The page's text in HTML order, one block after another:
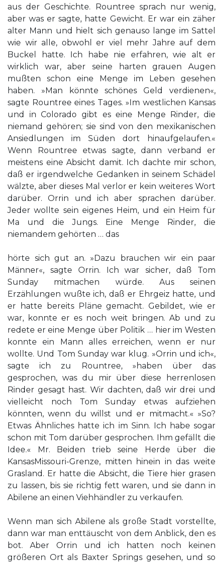
aus der Geschichte. Rountree sprach nur wenig,
aber was er sagte, hatte Gewicht. Er war ein zäher
alter Mann und hielt sich genauso lange im Sattel
wie wir alle, obwohl er viel mehr Jahre auf dem
Buckel hatte. Ich habe nie erfahren, wie alt er
wirklich war, aber seine harten grauen Augen
mußten schon eine Menge im Leben gesehen
haben. »Man könnte schönes Geld verdienen«,
sagte Rountree eines Tages. »Im westlichen Kansas
und in Colorado gibt es eine Menge Rinder, die
niemand gehören; sie sind von den mexikanischen
Ansiedlungen im Süden dort hinaufgelaufen.«
Wenn Rountree etwas sagte, dann verband er
meistens eine Absicht damit. Ich dachte mir schon,
daß er irgendwelche Gedanken in seinem Schädel
wälzte, aber dieses Mal verlor er kein weiteres Wort
darüber. Orrin und ich aber sprachen darüber.
Jeder wollte sein eigenes Heim, und ein Heim für
Ma und die Jungs. Eine Menge Rinder, die
niemandem gehörten … das
hörte sich gut an. »Dazu brauchen wir ein paar
Männer«, sagte Orrin. Ich war sicher, daß Tom
Sunday mitmachen würde. Aus seinen
Erzählungen wußte ich, daß er Ehrgeiz hatte, und
er hatte bereits Pläne gemacht. Gebildet, wie er
war, konnte er es noch weit bringen. Ab und zu
redete er eine Menge über Politik … hier im Westen
konnte ein Mann alles erreichen, wenn er nur
wollte. Und Tom Sunday war klug. »Orrin und ich«,
sagte ich zu Rountree, »haben über das
gesprochen, was du mir über diese herrenlosen
Rinder gesagt hast. Wir dachten, daß wir drei und
vielleicht noch Tom Sunday etwas aufziehen
könnten, wenn du willst und er mitmacht.« »So?
Etwas Ähnliches hatte ich im Sinn. Ich habe sogar
schon mit Tom darüber gesprochen. Ihm gefällt die
Idee.« Mr. Beiden trieb seine Herde über die
KansasMissouri-Grenze, mitten hinein in das weite
Grasland. Er hatte die Absicht, die Tiere hier grasen
zu lassen, bis sie richtig fett waren, und sie dann in
Abilene an einen Viehhändler zu verkaufen.
Wenn man sich Abilene als große Stadt vorstellte,
dann war man enttäuscht von dem Anblick, den es
bot. Aber Orrin und ich hatten noch keinen
größeren Ort als Baxter Springs gesehen, und so